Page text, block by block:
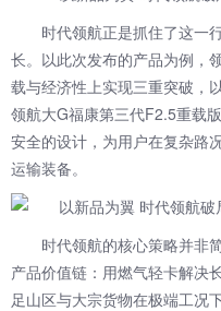
时代领航正是抓住了这一
长。以此次发布的产品为例，
载与经济性上实现三重突破，
领航大G福康第三代F2.5重载
安全的设计，为用户在复杂路
运输装备。
时代领航的核心策略并非
产品价值链：用燃气轻卡解决
足山区与大宗货物在极端工况